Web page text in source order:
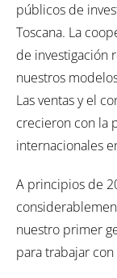
públicos de
Toscana. La
de investigación
nuestros
Las ventas y el
crecieron con la
internacionales
A principios de
nuestro primer
para trabajar